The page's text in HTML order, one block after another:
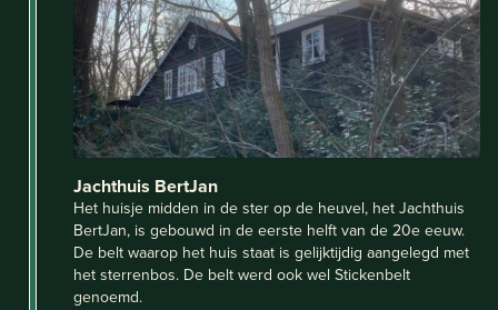
Jachthuis BertJan
Het huisje midden in de ster op de heuvel, het Jachthuis
BertJan, is gebouwd in de eerste helft van de 20e eeuw.
De belt waarop het huis staat is gelijktijdig aangelegd met
het sterrenbos. De belt werd ook wel Stickenbelt
genoemd.